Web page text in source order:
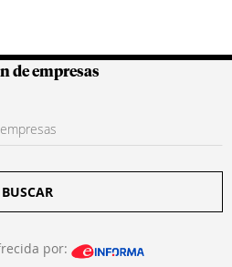
Colombianas
de empresas
BUSCAR
por: